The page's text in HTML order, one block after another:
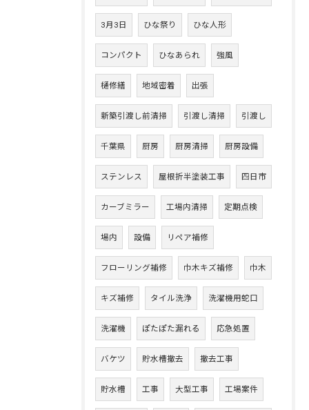
3月3日 ひな祭り ひな人形
コンパクト ひなあられ 強風
樋修繕 地域密着 出張
新築引渡し前清掃 引渡し清掃 引渡し
千葉県 厨房 厨房清掃 厨房設備
ステンレス 屋根折半塗装工事 四日市
カーブミラー 工場内清掃 定期点検
場内 設備 リペア補修
フローリング補修 巾木キズ補修 巾木
キズ補修 タイル洗浄 洗濯機用蛇口
洗濯機 ぽたぽた漏れる 応急処置
バケツ 貯水槽撤去 撤去工事
貯水槽 工事 大型工事 工場案件